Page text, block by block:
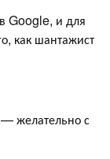
Google, и для
как шантажист
желательно с